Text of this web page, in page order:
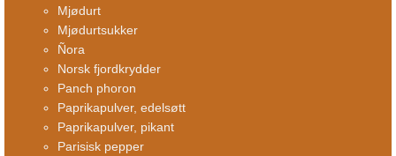
Mjødurt
Mjødurtsukker
Ñora
Norsk fjordkrydder
Panch phoron
Paprikapulver, edelsøtt
Paprikapulver, pikant
Parisisk pepper